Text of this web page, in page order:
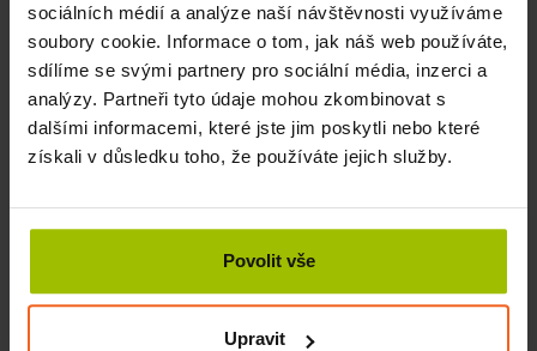
sociálních médií a analýze naší návštěvnosti využíváme
soubory cookie. Informace o tom, jak náš web používáte,
sdílíme se svými partnery pro sociální média, inzerci a
analýzy. Partneři tyto údaje mohou zkombinovat s
dalšími informacemi, které jste jim poskytli nebo které
získali v důsledku toho, že používáte jejich služby.
Povolit vše
Upravit
dokonaláúlevaod bolesti a účinnápráce svalů.
Související produkty
SKLADEM
188 Kč Více
Masážní koule Trendy Bola velikost S šedá